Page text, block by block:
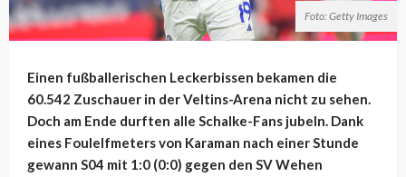
Foto: Getty Images
Einen fußballerischen Leckerbissen bekamen die
60.542 Zuschauer in der Veltins-Arena nicht zu sehen.
Doch am Ende durften alle Schalke-Fans jubeln. Dank
eines Foulelfmeters von Karaman nach einer Stunde
gewann S04 mit 1:0 (0:0) gegen den SV Wehen